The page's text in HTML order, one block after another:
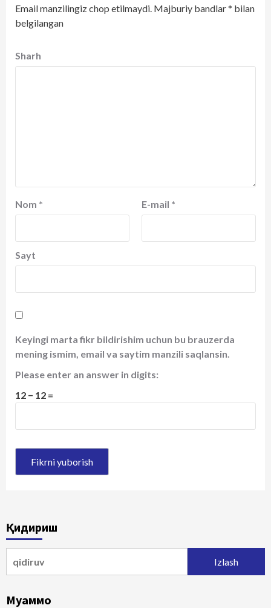
Email manzilingiz chop etilmaydi. Majburiy bandlar* bilan
belgilangan
Sharh
Nom * E-mail *
Sayt
Keyingi marta fikr bildirishim uchun bu brauzerda
mening ismim, email va saytim manzili saqlansin.
Please enter an answer in digits:
12 − 12 =
Қидириш
Муаммо